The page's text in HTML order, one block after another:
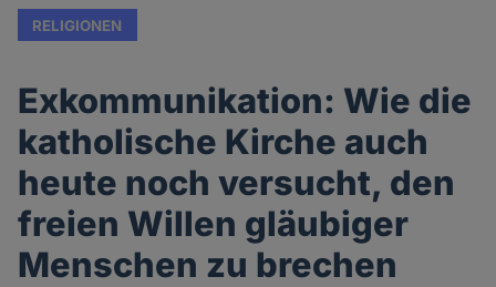
RELIGIONEN
Exkommunikation: Wie die
katholische Kirche auch
heute noch versucht, den
freien Willen gläubiger
Menschen zu brechen